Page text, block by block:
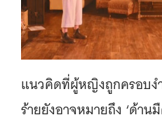
แนวคิดที่ผู้หญิงถูกครอบง
ร้ายยังอาจหมายถึง ‘ด้าน